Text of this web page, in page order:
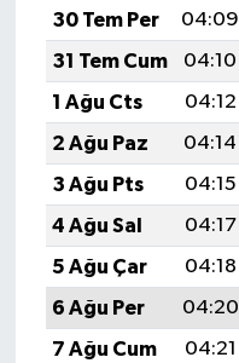
30 Tem Per
04:09
31 Tem Cum
04:10
1 Ağu Cts
04:12
2 Ağu Paz
04:14
3 Ağu Pts
04:15
4 Ağu Sal
04:17
5 Ağu Çar
04:18
6 Ağu Per
04:20
7 Ağu Cum
04:21